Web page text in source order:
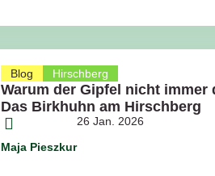
Blog Hirschberg
Warum der Gipfel nicht immer
Das Birkhuhn am Hirschberg
Maja Pieszkur
26 Jan. 2026